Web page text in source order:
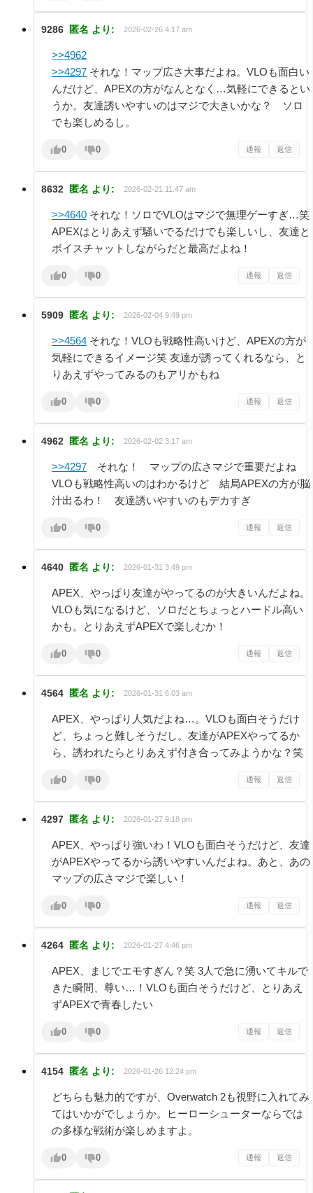
9286 匿名 より: 2026-02-26 4:17 am
>>4962
>>4297 それな！マップ広さ大事だよね。VLOも面白い
んだけど、APEXの方がなんとなく…気軽にできるとい
うか。友達誘いやすいのはマジで大きいかな？ ソロ
でも楽しめるし。
0 0 通報 返信
8632 匿名 より: 2026-02-21 11:47 am
>>4640 それな！ソロでVLOはマジで無理ゲーすぎ…笑
APEXはとりあえず騒いでるだけでも楽しいし、友達と
ボイスチャットしながらだと最高だよね！
0 0 通報 返信
5909 匿名 より: 2026-02-04 9:49 pm
>>4564 それな！VLOも戦略性高いけど、APEXの方が
気軽にできるイメージ笑 友達が誘ってくれるなら、と
りあえずやってみるのもアリかもね
0 0 通報 返信
4962 匿名 より: 2026-02-02 3:17 am
>>4297 それな！ マップの広さマジで重要だよね
VLOも戦略性高いのはわかるけど 結局APEXの方が脳
汁出るわ！ 友達誘いやすいのもデカすぎ
0 0 通報 返信
4640 匿名 より: 2026-01-31 3:49 pm
APEX、やっぱり友達がやってるのが大きいんだよね。
VLOも気になるけど、ソロだとちょっとハードル高い
かも。とりあえずAPEXで楽しむか！
0 0 通報 返信
4564 匿名 より: 2026-01-31 6:03 am
APEX、やっぱり人気だよね…。VLOも面白そうだけ
ど、ちょっと難しそうだし。友達がAPEXやってるか
ら、誘われたらとりあえず付き合ってみようかな？笑
0 0 通報 返信
4297 匿名 より: 2026-01-27 9:18 pm
APEX、やっぱり強いわ！VLOも面白そうだけど、友達
がAPEXやってるから誘いやすいんだよね。あと、あの
マップの広さマジで楽しい！
0 0 通報 返信
4264 匿名 より: 2026-01-27 4:46 pm
APEX、まじでエモすぎん？笑 3人で急に湧いてキルで
きた瞬間、尊い…！VLOも面白そうだけど、とりあえ
ずAPEXで青春したい
0 0 通報 返信
4154 匿名 より: 2026-01-26 12:24 pm
どちらも魅力的ですが、Overwatch 2も視野に入れてみ
てはいかがでしょうか。ヒーローシューターならでは
の多様な戦術が楽しめますよ。
0 0 通報 返信